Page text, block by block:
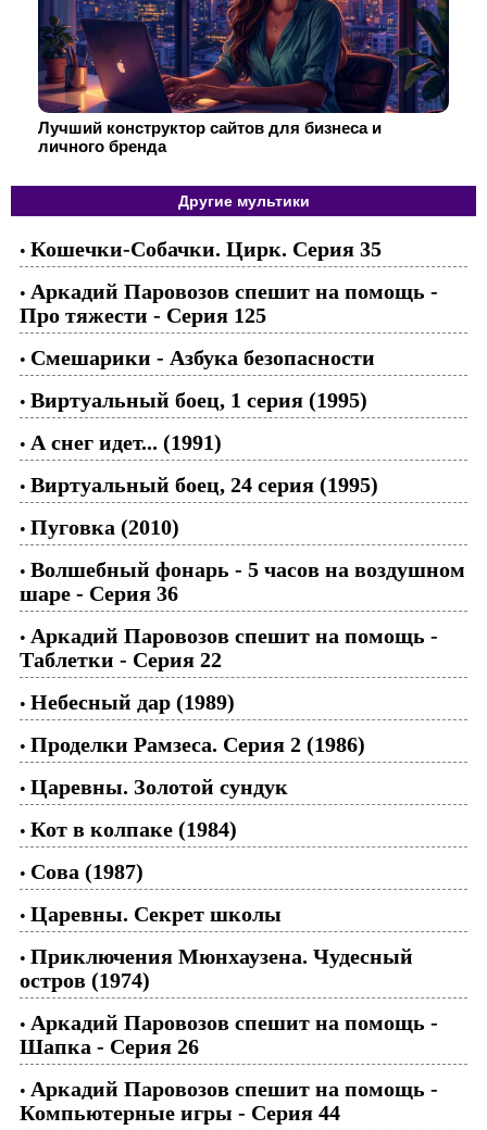
Лучший конструктор сайтов для бизнеса и
личного бренда
Другие мультики
• Кошечки-Собачки. Цирк. Серия 35
• Аркадий Паровозов спешит на помощь -
Про тяжести - Серия 125
• Смешарики - Азбука безопасности
• Виртуальный боец, 1 серия (1995)
• А снег идет... (1991)
• Виртуальный боец, 24 серия (1995)
• Пуговка (2010)
• Волшебный фонарь - 5 часов на воздушном
шаре - Серия 36
• Аркадий Паровозов спешит на помощь -
Таблетки - Серия 22
• Небесный дар (1989)
• Проделки Рамзеса. Серия 2 (1986)
• Царевны. Золотой сундук
• Кот в колпаке (1984)
• Сова (1987)
• Царевны. Секрет школы
• Приключения Мюнхаузена. Чудесный
остров (1974)
• Аркадий Паровозов спешит на помощь -
Шапка - Серия 26
• Аркадий Паровозов спешит на помощь -
Компьютерные игры - Cерия 44